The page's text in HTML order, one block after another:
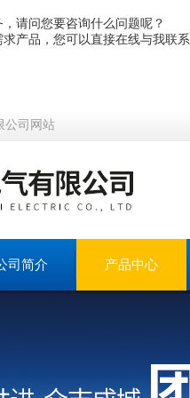
请问您要咨询什么问题呢？
产品，您可以直接在线与我联
公司网站
司简介 产品中心